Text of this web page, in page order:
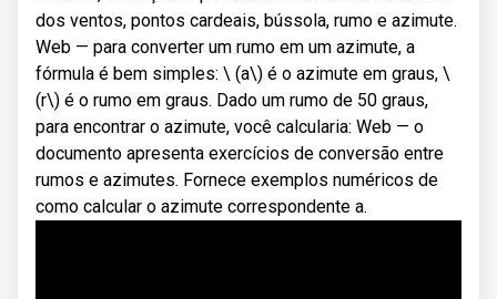
dos ventos, pontos cardeais, bússola, rumo e azimute.
Web — para converter um rumo em um azimute, a
fórmula é bem simples: \ (a\) é o azimute em graus, \
(r\) é o rumo em graus. Dado um rumo de 50 graus,
para encontrar o azimute, você calcularia: Web — o
documento apresenta exercícios de conversão entre
rumos e azimutes. Fornece exemplos numéricos de
como calcular o azimute correspondente a.